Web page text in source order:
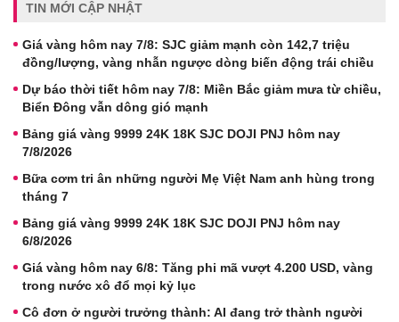
TIN MỚI CẬP NHẬT
Giá vàng hôm nay 7/8: SJC giảm mạnh còn 142,7 triệu
đồng/lượng, vàng nhẫn ngược dòng biến động trái chiều
Dự báo thời tiết hôm nay 7/8: Miền Bắc giảm mưa từ chiều,
Biển Đông vẫn dông gió mạnh
Bảng giá vàng 9999 24K 18K SJC DOJI PNJ hôm nay
7/8/2026
Bữa cơm tri ân những người Mẹ Việt Nam anh hùng trong
tháng 7
Bảng giá vàng 9999 24K 18K SJC DOJI PNJ hôm nay
6/8/2026
Giá vàng hôm nay 6/8: Tăng phi mã vượt 4.200 USD, vàng
trong nước xô đổ mọi kỷ lục
Cô đơn ở người trưởng thành: AI đang trở thành người